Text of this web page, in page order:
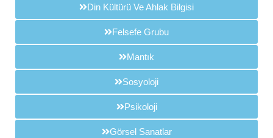
Din Kültürü Ve Ahlak Bilgisi
Felsefe Grubu
Mantık
Sosyoloji
Psikoloji
Görsel Sanatlar